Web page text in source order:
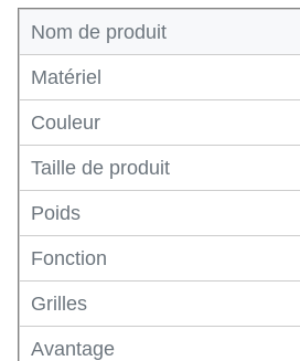
Nom de produit
Matériel
Couleur
Taille de produit
Poids
Fonction
Grilles
Avantage